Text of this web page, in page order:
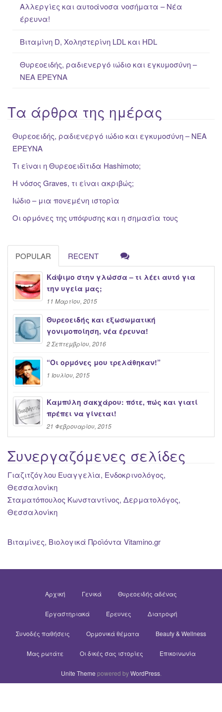
Αλλεργίες και αυτοάνοσα νοσήματα – Νέα
έρευνα!
Βιταμίνη D, Χοληστερίνη LDL και HDL
Θυρεοειδής, ραδιενεργό ιώδιο και εγκυμοσύνη –
ΝΕΑ ΈΡΕΥΝΑ
Τα άρθρα της ημέρας
Θυρεοειδής, ραδιενεργό ιώδιο και εγκυμοσύνη – ΝΕΑ
ΈΡΕΥΝΑ
Τι είναι η Θυρεοειδίτιδα Hashimoto;
Η νόσος Graves, τι είναι ακριβώς;
Ιώδιο – μια πονεμένη ιστορία
Οι ορμόνες της υπόφυσης και η σημασία τους
POPULAR RECENT
Κάψιμο στην γλώσσα – τι λέει αυτό για
την υγεία μας;
11 Μαρτίου, 2015
Θυρεοειδής και εξωσωματική
γονιμοποίηση, νέα έρευνα!
2 Σεπτεμβρίου, 2016
“Oι ορμόνες μου τρελάθηκαν!”
1 Ιουλίου, 2015
Καμπύλη σακχάρου: πότε, πώς και γιατί
πρέπει να γίνεται!
21 Φεβρουαρίου, 2015
Συνεργαζόμενες σελίδες
Γιαζιτζόγλου Ευαγγελία, Ενδοκρινολόγος,
Θεσσαλονίκη
Σταματόπουλος Κωνσταντίνος, Δερματολόγος,
Θεσσαλονίκη
Βιταμίνες, Βιολογικά Προϊόντα Vitamino.gr
Αρχική Γενικά Θυρεοειδής αδένας
Εργαστηριακά Έρευνες Διατροφή
Συνοδές παθήσεις Ορμονικά θέματα Beauty & Wellness
Μας ρωτάτε Οι δικές σας ιστορίες Επικοινωνία
Unite Theme powered byWordPress.